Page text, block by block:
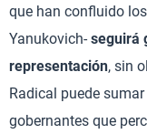
que han confluido
Yanukovich-seguirá
representación, sin
Radical puede
gobernantes que